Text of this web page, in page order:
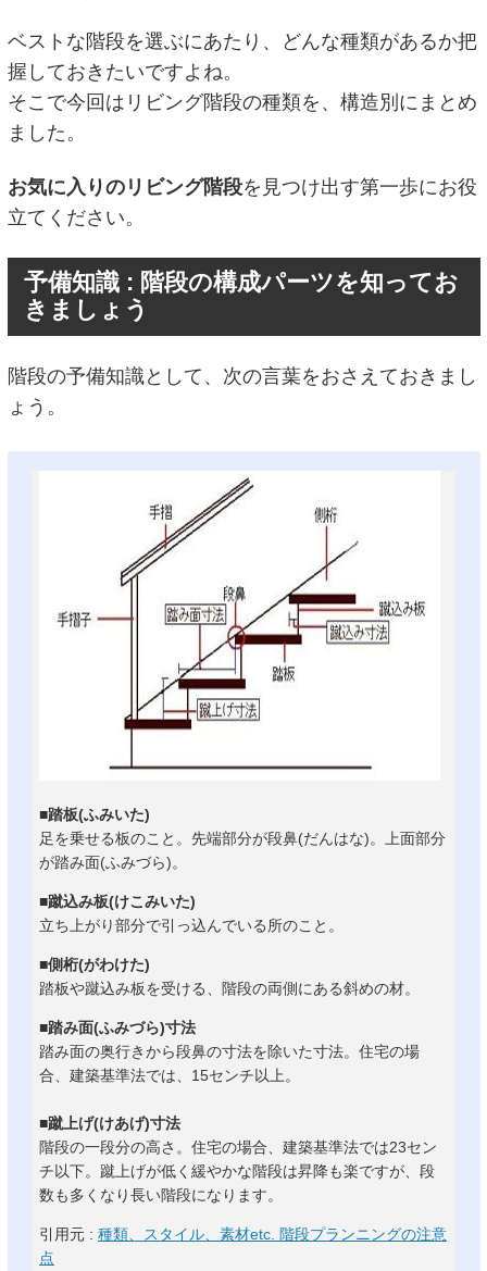
ベストな階段を選ぶにあたり、どんな種類があるか把
握しておきたいですよね。
そこで今回はリビング階段の種類を、構造別にまとめ
ました。
お気に入りのリビング階段を見つけ出す第一歩にお役
立てください。
予備知識 : 階段の構成パーツを知ってお
きましょう
階段の予備知識として、次の言葉をおさえておきまし
ょう。
■踏板(ふみいた)
足を乗せる板のこと。先端部分が段鼻(だんはな)。上面部分
が踏み面(ふみづら)。
■蹴込み板(けこみいた)
立ち上がり部分で引っ込んでいる所のこと。
■側桁(がわけた)
踏板や蹴込み板を受ける、階段の両側にある斜めの材。
■踏み面(ふみづら)寸法
踏み面の奥行きから段鼻の寸法を除いた寸法。住宅の場
合、建築基準法では、15センチ以上。
■蹴上げ(けあげ)寸法
階段の一段分の高さ。住宅の場合、建築基準法では23セン
チ以下。蹴上げが低く緩やかな階段は昇降も楽ですが、段
数も多くなり長い階段になります。
引用元 : 種類、スタイル、素材etc. 階段プランニングの注意
点